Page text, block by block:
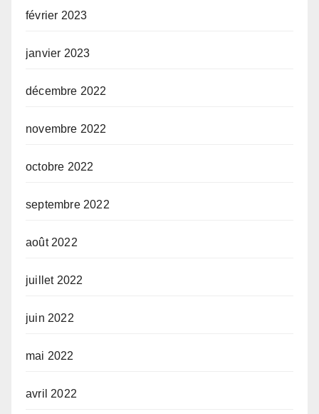
février 2023
janvier 2023
décembre 2022
novembre 2022
octobre 2022
septembre 2022
août 2022
juillet 2022
juin 2022
mai 2022
avril 2022